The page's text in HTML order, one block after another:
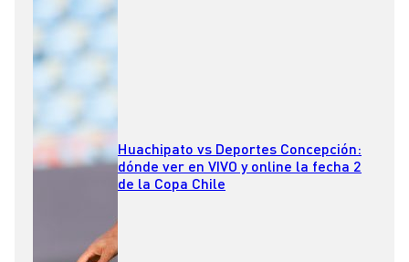
Huachipato vs Deportes Concepción:
dónde ver en VIVO y online la fecha 2
de la Copa Chile